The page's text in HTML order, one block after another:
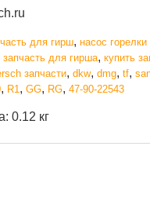
для гирш, насос
запчасть для гирша, купить
запчасти, dkw, dmg, tf,
, R1 , GG, RG, 47-90-22543
0.12 кг